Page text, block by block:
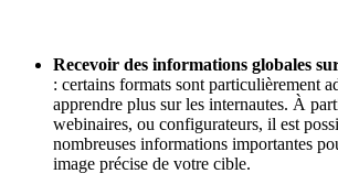
Recevoir des informations globales
: certains formats sont particulièrement
apprendre plus sur les internautes. À
webinaires, ou configurateurs, il est
nombreuses informations importantes
image précise de votre cible.